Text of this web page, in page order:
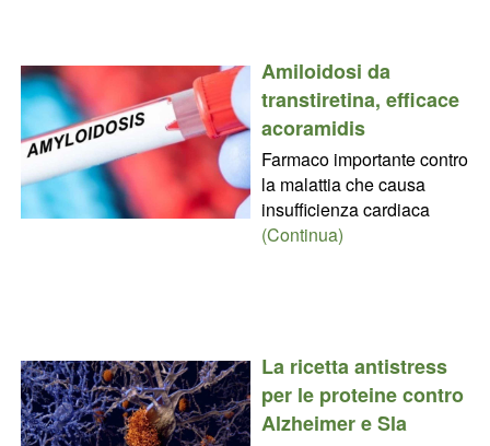
Amiloidosi da
transtiretina, efficace
acoramidis
Farmaco importante contro
la malattia che causa
insufficienza cardiaca
(Continua)
La ricetta antistress
per le proteine contro
Alzheimer e Sla